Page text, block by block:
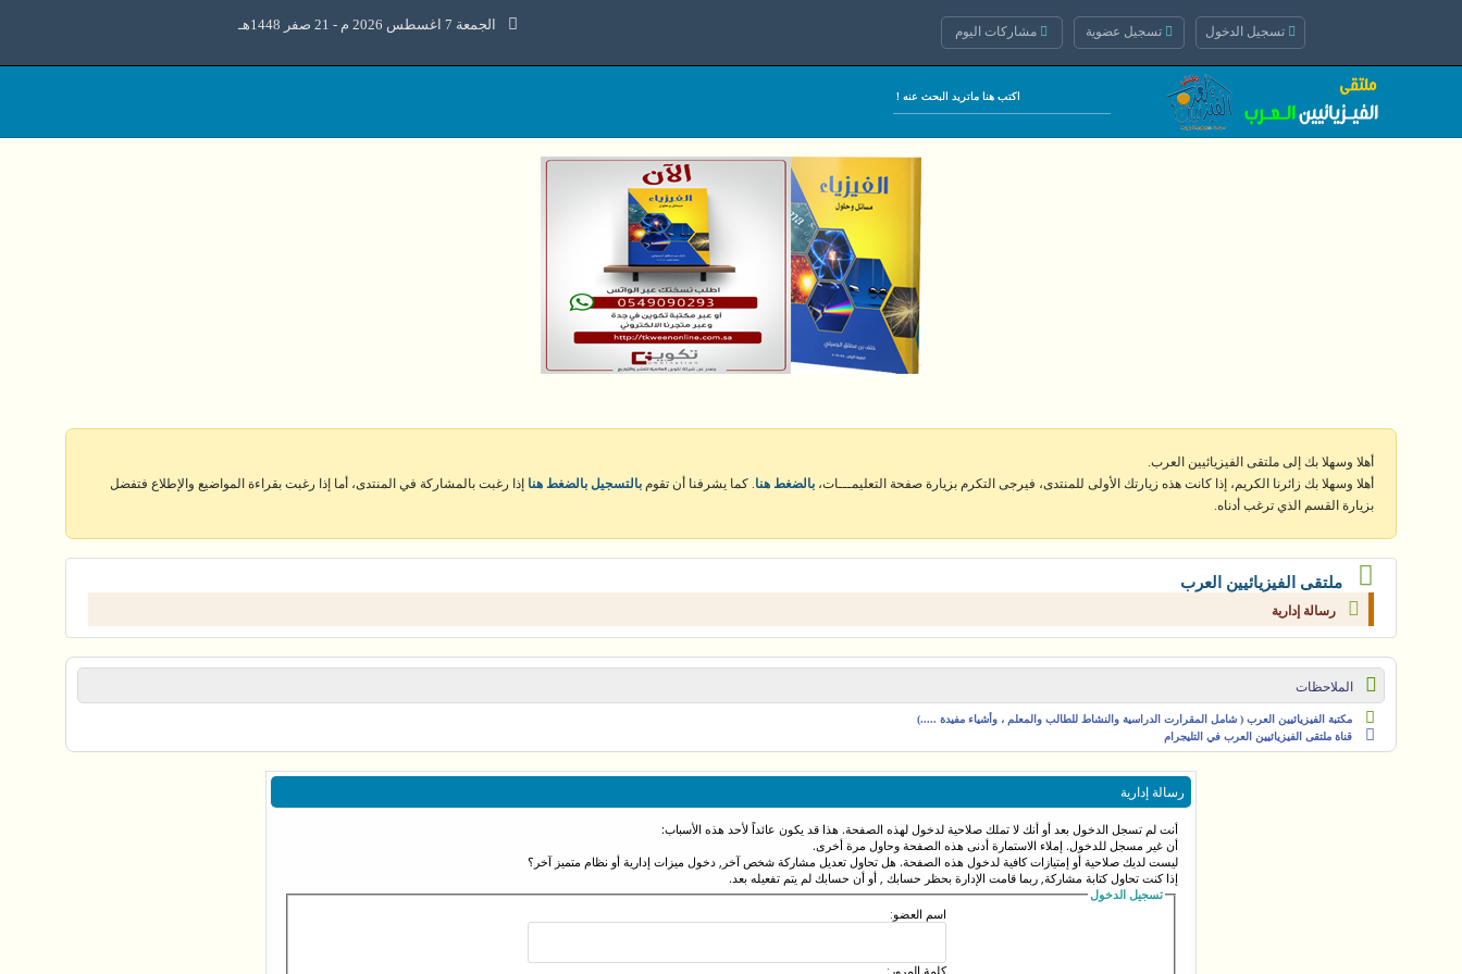
تسجيل الدخول تسجيل عضوية مشاركات اليوم الجمعة 7 اغسطس 2026 م - 21 صفر 1448هـ
أهلا وسهلا بك إلى ملتقى الفيزيائيين العرب.
أهلا وسهلا بك زائرنا الكريم، إذا كانت هذه زيارتك الأولى للمنتدى، فيرجى التكرم بزيارة صفحة التعليمـــات، بالضغط هنا . كما يشرفنا أن تقوم بالتسجيل بالضغط هنا إذا رغبت بالمشاركة في المنتدى، أما إذا رغبت بقراءة المواضيع والإطلاع فتفضل
بزيارة القسم الذي ترغب أدناه.
ملتقى الفيزيائيين العرب
رسالة إدارية
الملاحظات
مكتبة الفيزيائيين العرب ( شامل المقرارت الدراسية والنشاط للطالب والمعلم ، وأشياء مفيدة .....)
قناة ملتقى الفيزيائيين العرب في التليجرام
رسالة إدارية
أنت لم تسجل الدخول بعد أو أنك لا تملك صلاحية لدخول لهذه الصفحة. هذا قد يكون عائداً لأحد هذه الأسباب:
أن غير مسجل للدخول. إملاء الاستمارة أدنى هذه الصفحة وحاول مرة أخرى.
ليست لديك صلاحية أو إمتيازات كافية لدخول هذه الصفحة. هل تحاول تعديل مشاركة شخص آخر, دخول ميزات إدارية أو نظام متميز آخر؟
إذا كنت تحاول كتابة مشاركة, ربما قامت الإدارة بحظر حسابك , أو أن حسابك لم يتم تفعيله بعد.
تسجيل الدخول
اسم العضو:
كلمة المرور: